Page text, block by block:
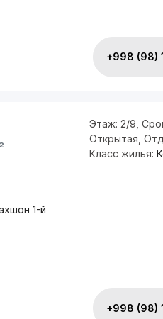
+998 (98)
1-й
Этаж: 2/9
Открытая
Класс жилья:
+998 (98)